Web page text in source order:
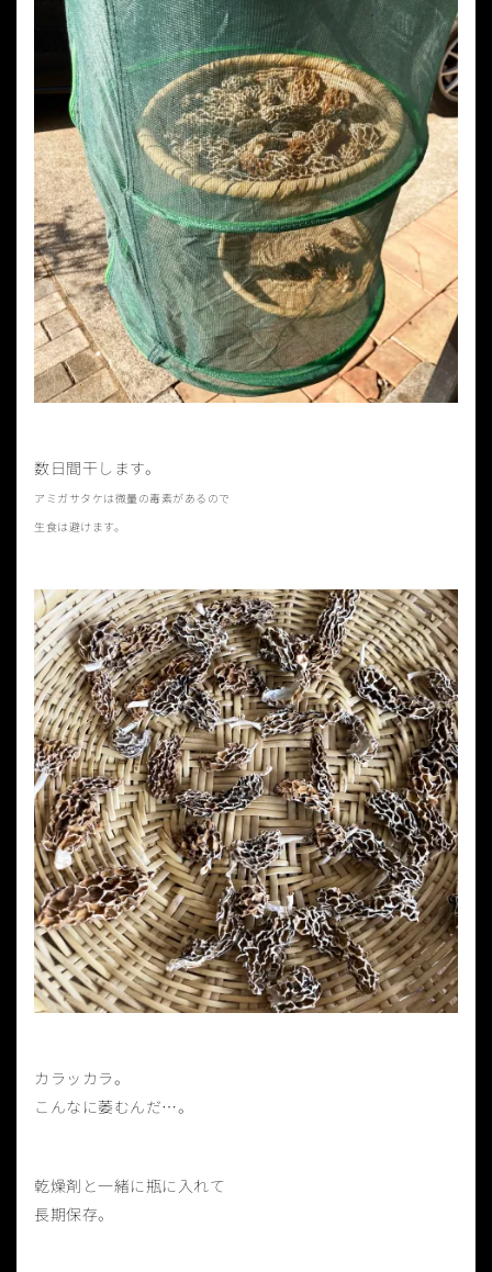
数日間干します。
アミガサタケは微量の毒素があるので
生食は避けます。
カラッカラ。
こんなに萎むんだ…。
乾燥剤と一緒に瓶に入れて
長期保存。